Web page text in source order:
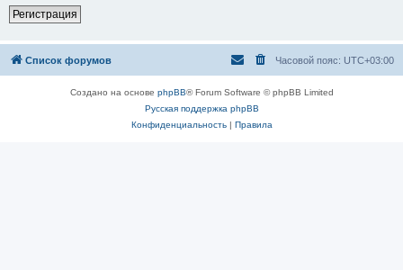
Регистрация
Список форумов Часовой пояс: UTC+03:00
Создано на основе phpBB® Forum Software © phpBB Limited
Русская поддержка phpBB
Конфиденциальность| Правила